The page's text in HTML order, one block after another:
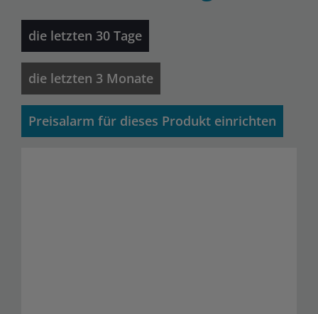
die letzten 30 Tage
die letzten 3 Monate
Preisalarm für dieses Produkt einrichten